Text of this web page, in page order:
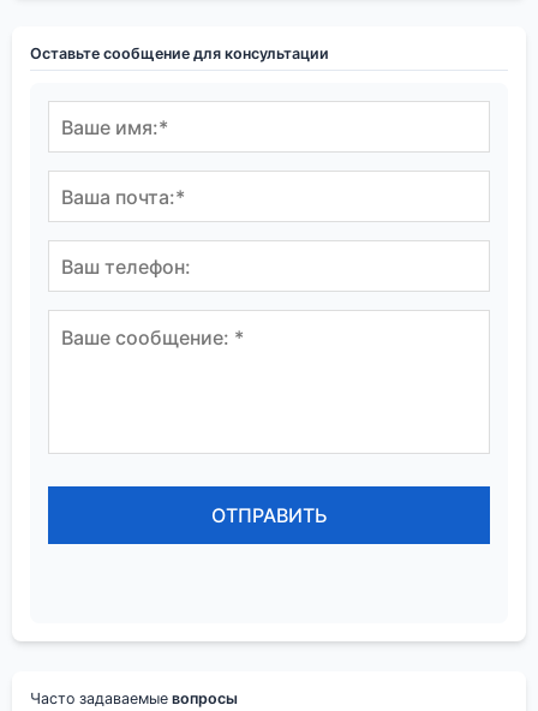
Оставьте сообщение для консультации
Часто задаваемые вопросы